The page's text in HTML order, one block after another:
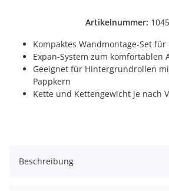
Artikelnummer:
Kompaktes Wandmontage-Set
Expan-System zum komfortablen
Geeignet für Hintergrundrollen
Pappkern
Kette und Kettengewicht je nach
Beschreibung